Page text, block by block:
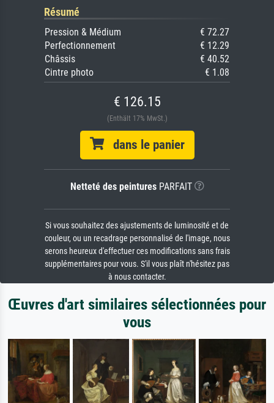
Résumé
Pression & Médium
€ 72.27
Perfectionnement
€ 12.29
Châssis
€ 40.52
Cintre photo
€ 1.08
€ 126.15
(Enthält 17% MwSt.)
dans le panier
Netteté des peinturesPARFAIT
Si vous souhaitez des ajustements de luminosité et de
couleur, ou un recadrage personnalisé de l'image, nous
serons heureux d'effectuer ces modifications sans frais
supplémentaires pour vous. S'il vous plaît n'hésitez pas
à nous contacter.
Œuvres d'art similaires sélectionnées pour
vous